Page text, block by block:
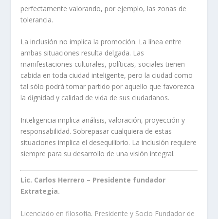
perfectamente valorando, por ejemplo, las zonas de
tolerancia.
La inclusión no implica la promoción. La línea entre
ambas situaciones resulta delgada. Las
manifestaciones culturales, políticas, sociales tienen
cabida en toda ciudad inteligente, pero la ciudad como
tal sólo podrá tomar partido por aquello que favorezca
la dignidad y calidad de vida de sus ciudadanos.
Inteligencia implica análisis, valoración, proyección y
responsabilidad. Sobrepasar cualquiera de estas
situaciones implica el desequilibrio. La inclusión requiere
siempre para su desarrollo de una visión integral.
Lic. Carlos Herrero – Presidente fundador
Extrategia.
Licenciado en filosofía. Presidente y Socio Fundador de